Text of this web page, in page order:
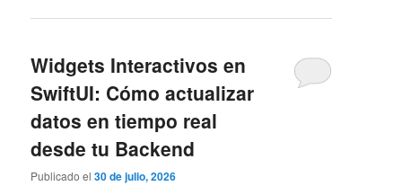
Widgets Interactivos en
SwiftUI: Cómo actualizar
datos en tiempo real
desde tu Backend
Publicado el30 de julio, 2026